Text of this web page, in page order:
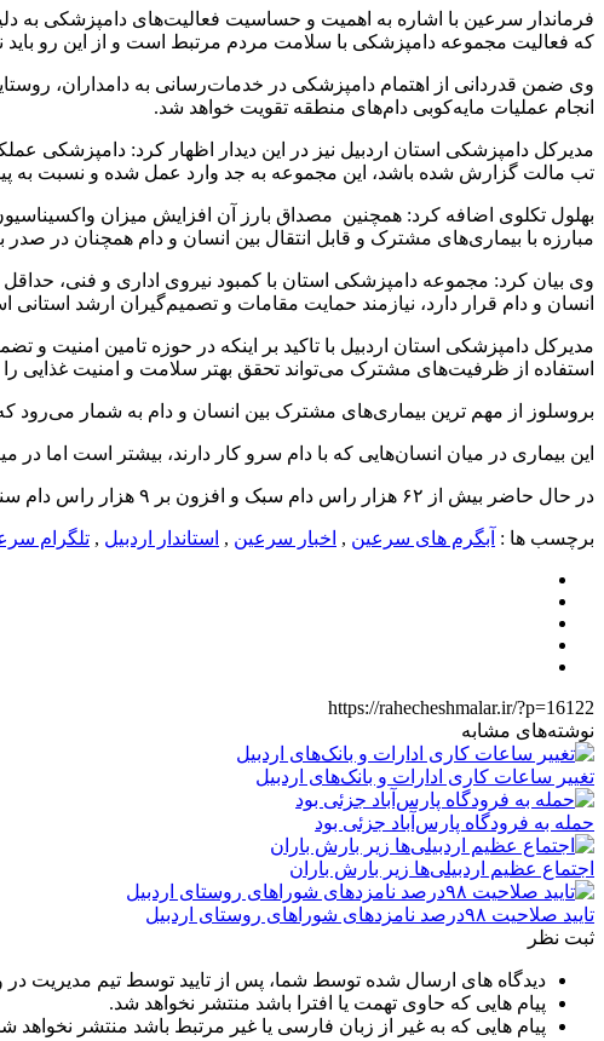
فرماندار سرعین با اشاره به اهمیت و حساسیت فعالیت‌های دامپزشکی به
که فعالیت مجموعه دامپزشکی با سلامت مردم مرتبط است و از این رو
وی ضمن قدردانی از اهتمام دامپزشکی در خدمات‌رسانی به دامداران،
انجام عملیات مایه‌کوبی دام‌های منطقه تقویت خواهد شد.
مدیرکل دامپزشکی استان اردبیل نیز در این دیدار اظهار کرد: دامپزشکی
تب مالت گزارش شده باشد، این مجموعه به جد وارد عمل شده و نسبت به
بهلول تکلوی اضافه کرد: همچنین مصداق بارز آن افزایش میزان
مبارزه با بیماری‌های مشترک و قابل انتقال بین انسان و دام همچنان در صدر
وی بیان کرد: مجموعه دامپزشکی استان با کمبود نیروی اداری و فنی،
انسان و دام قرار دارد، نیازمند حمایت مقامات و تصمیم‌گیران ارشد استانی
مدیرکل دامپزشکی استان اردبیل با تاکید بر اینکه در حوزه تامین امنیت
استفاده از ظرفیت‌های مشترک می‌تواند تحقق بهتر سلامت و امنیت غذایی را
بروسلوز از مهم ترین بیماری‌های مشترک بین انسان و دام به شمار می‌رود
این بیماری در میان انسان‌هایی که با دام سرو کار دارند، بیشتر است
در حال حاضر بیش از ۶۲ هزار راس دام سبک و افزون بر ۹ هزار راس دام سنگین در شهرستان سرعین وجود دارد.
برچسب ها : آبگرم های سرعین , اخبار سرعین , استاندار اردبیل , تلگرام
https://rahecheshmalar.ir/?p=16122
نوشته‌های مشابه
تغییر ساعات کاری ادارات و بانک‌های اردبیل
حمله به فرودگاه پارس‌‌آباد جزئی بود
اجتماع عظیم اردبیلی‌ها زیر بارش باران
تایید صلاحیت ۹۸درصد نامزدهای شوراهای روستای اردبیل
ثبت نظر
دیدگاه های ارسال شده توسط شما، پس از تایید توسط تیم مدیریت
پیام هایی که حاوی تهمت یا افترا باشد منتشر نخواهد شد.
پیام هایی که به غیر از زبان فارسی یا غیر مرتبط باشد منتشر نخواهد